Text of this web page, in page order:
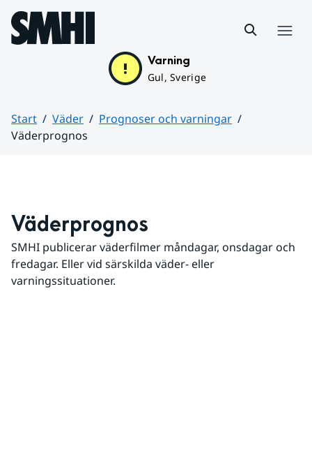
Hoppa till sidans innehåll
Varning
Gul, Sverige
Start Väder
Prognoser och varningar
Väderprognos
Väderprognos
SMHI publicerar väderfilmer måndagar, onsdagar och
fredagar. Eller vid särskilda väder- eller
varningssituationer.